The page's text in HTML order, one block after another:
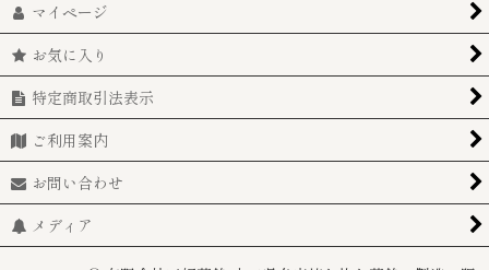
保存料・リン酸塩 不使用
グルテンフリー
１２月限定販売
農林水産大臣賞受賞
板付蒲鉾（山口県名産の焼き抜き蒲鉾）
マイページ
お気に入り
特定商取引法表示
ご利用案内
お問い合わせ
メディア